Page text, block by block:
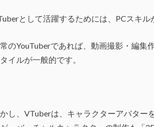
として活躍するためには、PCスキル
のYouTuberであれば、動画撮影・編集
イルが一般的です。
し、VTuberは、キャラクターアバター